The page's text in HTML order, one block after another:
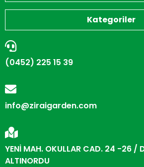
Kategoriler
(0452) 225 15 39
info@ziraigarden.com
YENİ MAH. OKULLAR CAD. 24 -26 /
ALTINORDU